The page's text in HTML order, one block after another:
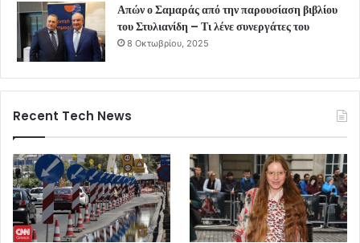
Απών ο Σαμαράς από την παρουσίαση βιβλίου
του Στυλιανίδη – Τι λένε συνεργάτες του
8 Οκτωβρίου, 2025
Recent Tech News